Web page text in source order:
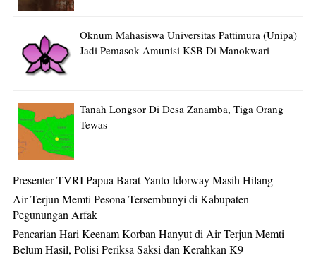
Oknum Mahasiswa Universitas Pattimura (Unipa)
Jadi Pemasok Amunisi KSB Di Manokwari
Tanah Longsor Di Desa Zanamba, Tiga Orang
Tewas
Presenter TVRI Papua Barat Yanto Idorway Masih Hilang
Air Terjun Memti Pesona Tersembunyi di Kabupaten
Pegunungan Arfak
Pencarian Hari Keenam Korban Hanyut di Air Terjun Memti
Belum Hasil, Polisi Periksa Saksi dan Kerahkan K9